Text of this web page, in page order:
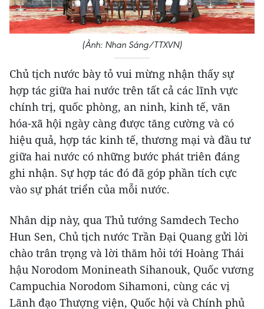
(Ảnh: Nhan Sáng/TTXVN)
Chủ tịch nước bày tỏ vui mừng nhận thấy sự
hợp tác giữa hai nước trên tất cả các lĩnh vực
chính trị, quốc phòng, an ninh, kinh tế, văn
hóa-xã hội ngày càng được tăng cường và có
hiệu quả, hợp tác kinh tế, thương mại và đầu tư
giữa hai nước có những bước phát triên đáng
ghi nhận. Sự hợp tác đó đã góp phần tích cực
vào sự phát triển của mỗi nước.
Nhân dịp này, qua Thủ tướng Samdech Techo
Hun Sen, Chủ tịch nước Trần Đại Quang gửi lời
chào trân trọng và lời thăm hỏi tới Hoàng Thái
hậu Norodom Monineath Sihanouk, Quốc vương
Campuchia Norodom Sihamoni, cùng các vị
Lãnh đạo Thượng viện, Quốc hội và Chính phủ